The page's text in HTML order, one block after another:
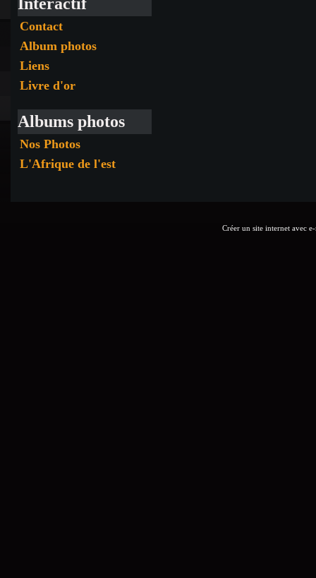
Contact
Album photos
Liens
Livre d'or
Albums photos
Nos Photos
L'Afrique de l'est
Créer un site internet avec